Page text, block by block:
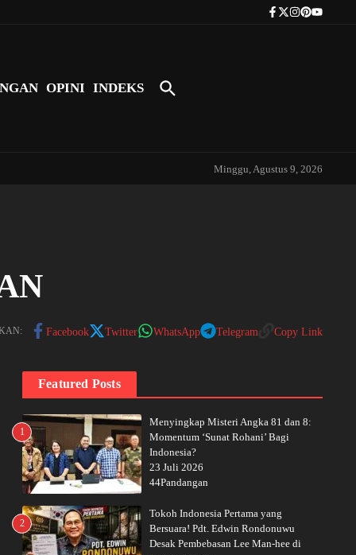
Tokoh Indonesia Pertama yang
OPINI INDEKS
Minggu, Agustus 9, 2026
Facebook Twitter WhatsApp Telegram Copy Link
Featured Posts
1
Menyingkap Misteri Angka 81 dan 8:
Momentum ‘Sunat Rohani’ Bagi
Indonesia?
23 Juli 2026
44Pandangan
2
Tokoh Indonesia Pertama yang
Bersuara! Pdt. Edwin Rondonuwu
Desak Pembebasan Lee Man-hee di